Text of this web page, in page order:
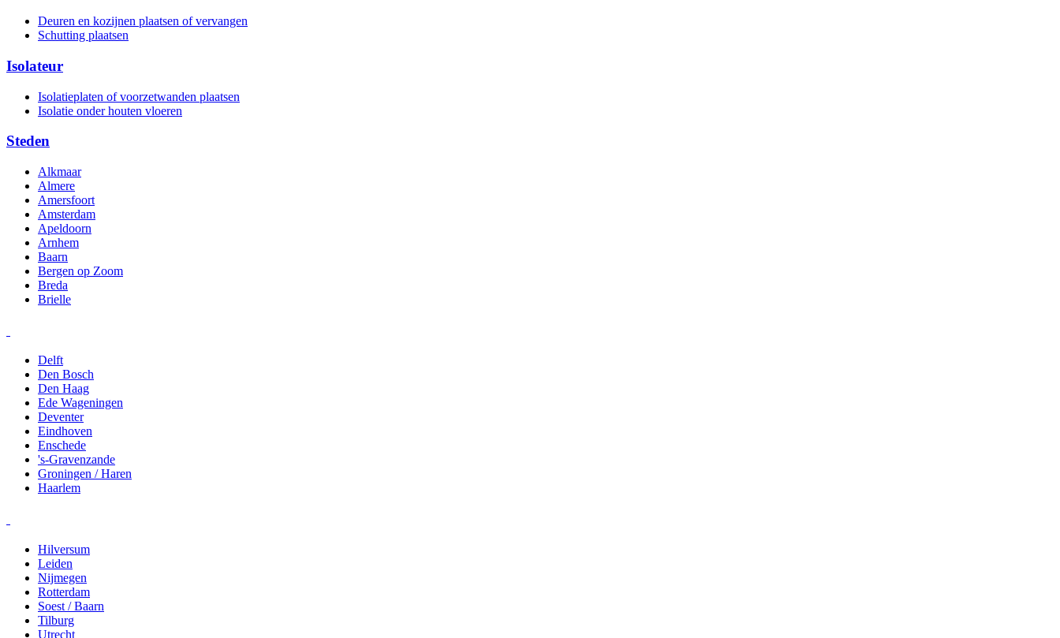
Deuren en kozijnen plaatsen of vervangen
Schutting plaatsen
Isolateur
Isolatieplaten of voorzetwanden plaatsen
Isolatie onder houten vloeren
Steden
Alkmaar
Almere
Amersfoort
Amsterdam
Apeldoorn
Arnhem
Baarn
Bergen op Zoom
Breda
Brielle
Delft
Den Bosch
Den Haag
Ede Wageningen
Deventer
Eindhoven
Enschede
's-Gravenzande
Groningen / Haren
Haarlem
Hilversum
Leiden
Nijmegen
Rotterdam
Soest / Baarn
Tilburg
Utrecht